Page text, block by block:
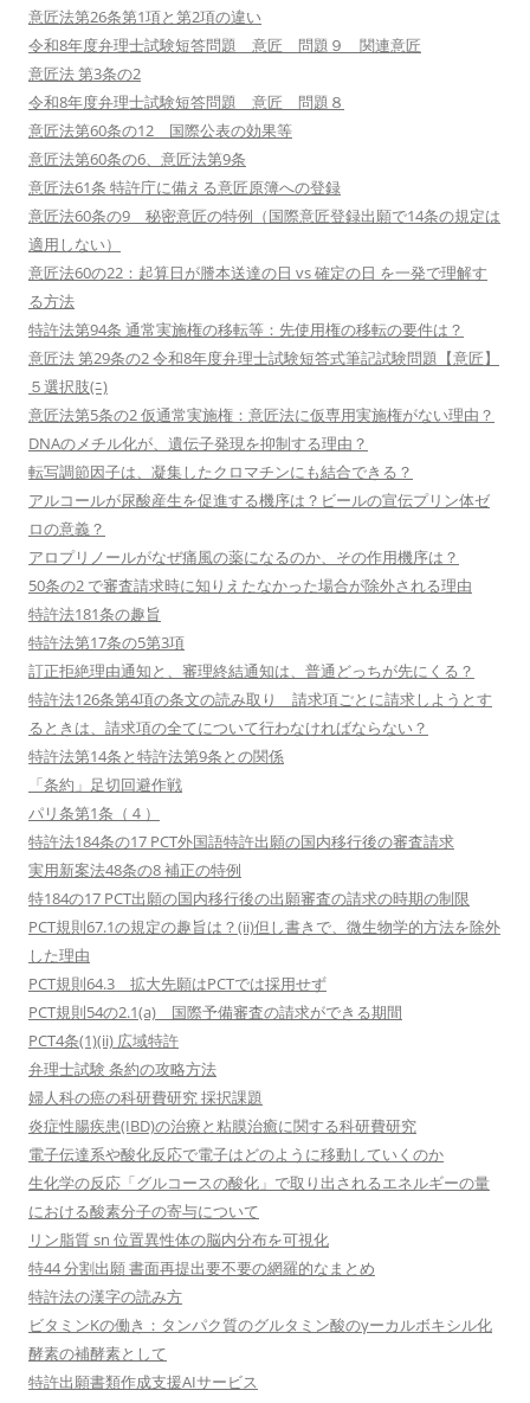
意匠法第26条第1項と第2項の違い
令和8年度弁理士試験短答問題 意匠 問題９ 関連意匠
意匠法 第3条の2
令和8年度弁理士試験短答問題 意匠 問題８
意匠法第60条の12 国際公表の効果等
意匠法第60条の6、意匠法第9条
意匠法61条 特許庁に備える意匠原簿への登録
意匠法60条の9 秘密意匠の特例（国際意匠登録出願で14条の規定は
適用しない）
意匠法60の22：起算日が謄本送達の日 vs 確定の日 を一発で理解す
る方法
特許法第94条 通常実施権の移転等：先使用権の移転の要件は？
意匠法 第29条の2 令和8年度弁理士試験短答式筆記試験問題【意匠】
５選択肢(ﾆ)
意匠法第5条の2 仮通常実施権：意匠法に仮専用実施権がない理由？
DNAのメチル化が、遺伝子発現を抑制する理由？
転写調節因子は、凝集したクロマチンにも結合できる？
アルコールが尿酸産生を促進する機序は？ビールの宣伝プリン体ゼ
ロの意義？
アロプリノールがなぜ痛風の薬になるのか、その作用機序は？
50条の2 で審査請求時に知りえたなかった場合が除外される理由
特許法181条の趣旨
特許法第17条の5第3項
訂正拒絶理由通知と、審理終結通知は、普通どっちが先にくる？
特許法126条第4項の条文の読み取り 請求項ごとに請求しようとす
るときは、請求項の全てについて行わなければならない？
特許法第14条と特許法第9条との関係
「条約」足切回避作戦
パリ条第1条（４）
特許法184条の17 PCT外国語特許出願の国内移行後の審査請求
実用新案法48条の8 補正の特例
特184の17 PCT出願の国内移行後の出願審査の請求の時期の制限
PCT規則67.1の規定の趣旨は？(ii)但し書きで、微生物学的方法を除外
した理由
PCT規則64.3 拡大先願はPCTでは採用せず
PCT規則54の2.1(a) 国際予備審査の請求ができる期間
PCT4条(1)(ii) 広域特許
弁理士試験 条約の攻略方法
婦人科の癌の科研費研究 採択課題
炎症性腸疾患(IBD)の治療と粘膜治癒に関する科研費研究
電子伝達系や酸化反応で電子はどのように移動していくのか
生化学の反応「グルコースの酸化」で取り出されるエネルギーの量
における酸素分子の寄与について
リン脂質 sn 位置異性体の脳内分布を可視化
特44 分割出願 書面再提出要不要の網羅的なまとめ
特許法の漢字の読み方
ビタミンKの働き：タンパク質のグルタミン酸のγーカルボキシル化
酵素の補酵素として
特許出願書類作成支援AIサービス